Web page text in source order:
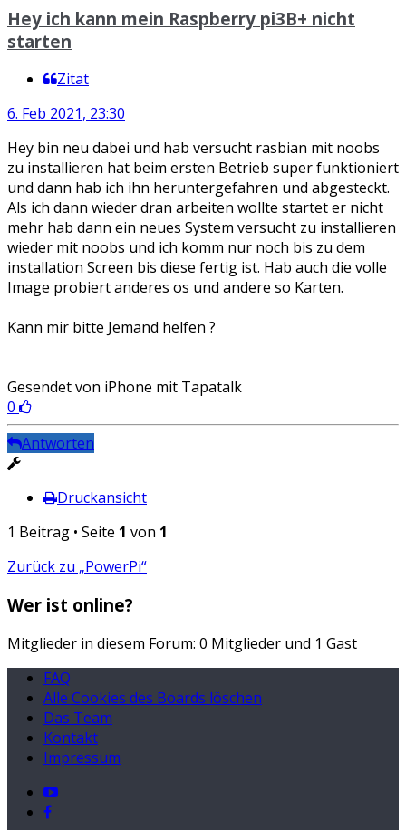
Hey ich kann mein Raspberry pi3B+ nicht
starten
Zitat
6. Feb 2021, 23:30
Hey bin neu dabei und hab versucht rasbian mit noobs
zu installieren hat beim ersten Betrieb super funktioniert
und dann hab ich ihn heruntergefahren und abgesteckt.
Als ich dann wieder dran arbeiten wollte startet er nicht
mehr hab dann ein neues System versucht zu installieren
wieder mit noobs und ich komm nur noch bis zu dem
installation Screen bis diese fertig ist. Hab auch die volle
Image probiert anderes os und andere so Karten.
Kann mir bitte Jemand helfen ?
Gesendet von iPhone mit Tapatalk
0
Antworten
Druckansicht
1 Beitrag • Seite 1 von 1
Zurück zu „PowerPi“
Wer ist online?
Mitglieder in diesem Forum: 0 Mitglieder und 1 Gast
FAQ
Alle Cookies des Boards löschen
Das Team
Kontakt
Impressum